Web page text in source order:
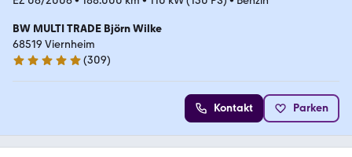
BW MULTI TRADE Björn Wilke
68519 Viernheim
4.9 Sterne
(309)
Kontakt Parken